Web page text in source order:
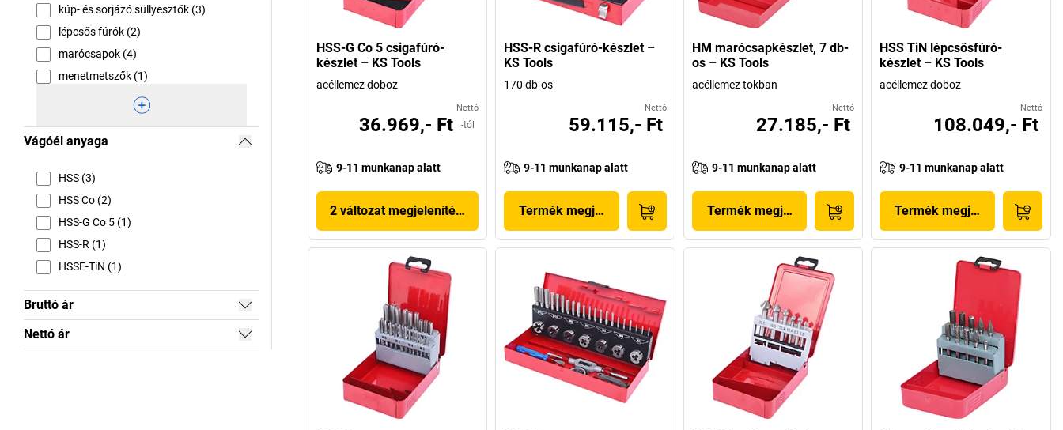
kúp- és sorjázó süllyesztők (3)
lépcsős fúrók (2)
marócsapok (4)
menetmetszők (1)
Vágóél anyaga
HSS (3)
HSS Co (2)
HSS-G Co 5 (1)
HSS-R (1)
HSSE-TiN (1)
Bruttó ár
Nettó ár
HSS-G Co 5 csigafúró-
készlet – KS Tools
acéllemez doboz
Nettó
36.969,- Ft -tól
9-11 munkanap alatt
2 változat megjelenítése
HSS-R csigafúró-készlet –
KS Tools
170 db-os
Nettó
59.115,- Ft
9-11 munkanap alatt
Termék megjelenítése
HM marócsapkészlet, 7 db-
os – KS Tools
acéllemez tokban
Nettó
27.185,- Ft
9-11 munkanap alatt
Termék megjelenítése
HSS TiN lépcsősfúró-
készlet – KS Tools
acéllemez doboz
Nettó
108.049,- Ft
9-11 munkanap alatt
Termék megjelenítése